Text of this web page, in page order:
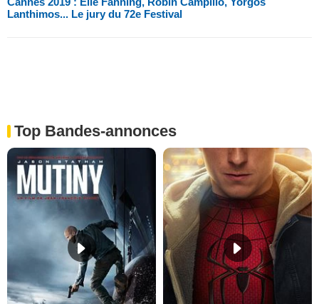
Lanthimos... Le jury du 72e Festival
Top Bandes-annonces